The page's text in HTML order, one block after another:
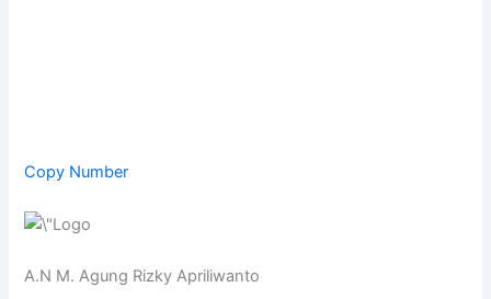
Copy Number
A.N M. Agung Rizky Apriliwanto